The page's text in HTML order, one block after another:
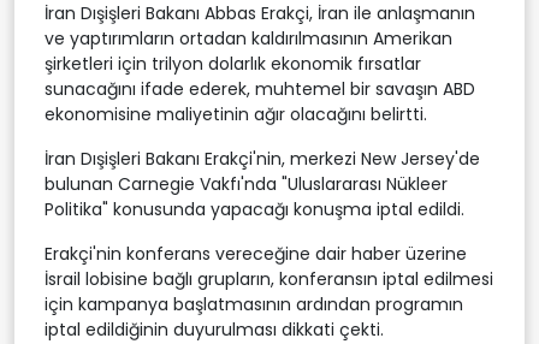
İran Dışişleri Bakanı Abbas Erakçi, İran ile anlaşmanın
ve yaptırımların ortadan kaldırılmasının Amerikan
şirketleri için trilyon dolarlık ekonomik fırsatlar
sunacağını ifade ederek, muhtemel bir savaşın ABD
ekonomisine maliyetinin ağır olacağını belirtti.
İran Dışişleri Bakanı ⁠Erakçi'nin, merkezi New Jersey'de
bulunan Carnegie Vakfı'nda "Uluslararası Nükleer
Politika" konusunda yapacağı konuşma iptal edildi.
Erakçi'nin konferans vereceğine dair haber üzerine
İsrail lobisine bağlı grupların, konferansın iptal edilmesi
için kampanya başlatmasının ardından programın
iptal edildiğinin duyurulması dikkati çekti.